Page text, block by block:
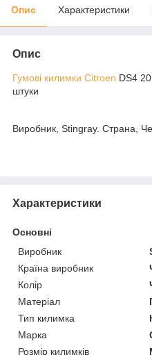
Опис Характеристики
Опис
Гумові килимки Citroen DS4
штуки
Виробник, Stingray. Страна,
Характеристики
Основні
Виробник
Країна виробник
Колір
Матеріал
Тип килимка
Марка
Розмір килимків